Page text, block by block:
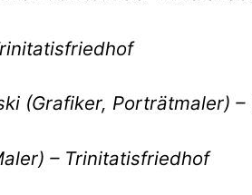
(Grafiker, Porträtmaler)
– Trinitatisfriedhof